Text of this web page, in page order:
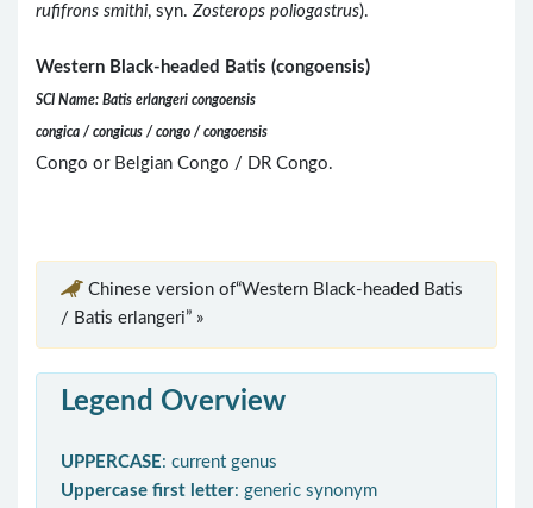
rufifrons smithi, syn. Zosterops poliogastrus).
Western Black-headed Batis (congoensis)
SCI Name: Batis erlangeri congoensis
congica / congicus / congo / congoensis
Congo or Belgian Congo / DR Congo.
Chinese version of“Western Black-headed Batis
/ Batis erlangeri” »
Legend Overview
UPPERCASE: current genus
Uppercase first letter: generic synonym